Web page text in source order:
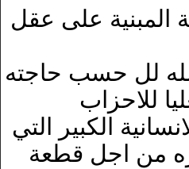
المبنية على عقل
لل حسب حاجته
للاحزاب
الكبير التي
من اجل قطعة